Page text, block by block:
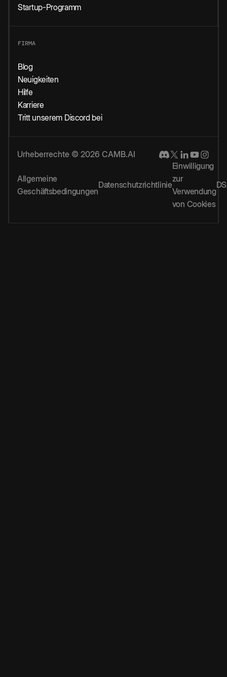
Startup-Programm
FIRMA
Blog
Neuigkeiten
Hilfe
Karriere
Tritt unserem Discord bei
Urheberrechte © 2026 CAMB.AI
Allgemeine
Geschäftsbedingungen
Datenschutzrichtlinie
Einwilligung
zur
Verwendung
von Cookies